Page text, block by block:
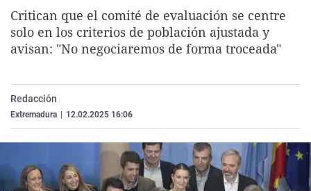
La rosa de los vientos
Gente viajera
Caso
Retornados
Operación Viuda
Extremadura
Galicia
Navarra
Virales
Televisión
Critican que el comité de evaluación se centre
solo en los criterios de población ajustada y
avisan: "No negociaremos de forma troceada"
Redacción
Extremadura 12.02.2025 16:06